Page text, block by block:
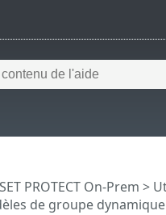
PROTECT On-Prem >
de groupe dynamique